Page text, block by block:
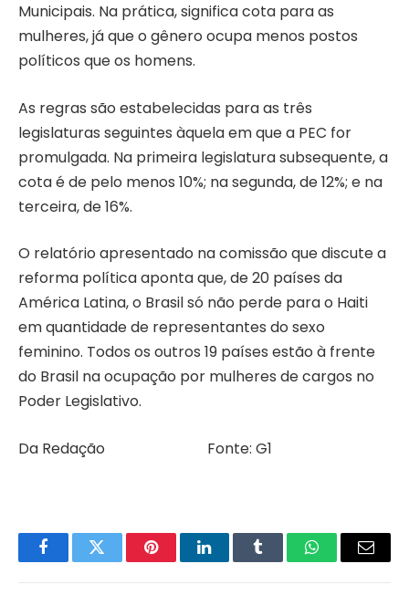
Municipais. Na prática, significa cota para as
mulheres, já que o gênero ocupa menos postos
políticos que os homens.
As regras são estabelecidas para as três
legislaturas seguintes àquela em que a PEC for
promulgada. Na primeira legislatura subsequente, a
cota é de pelo menos 10%; na segunda, de 12%; e na
terceira, de 16%.
O relatório apresentado na comissão que discute a
reforma política aponta que, de 20 países da
América Latina, o Brasil só não perde para o Haiti
em quantidade de representantes do sexo
feminino. Todos os outros 19 países estão à frente
do Brasil na ocupação por mulheres de cargos no
Poder Legislativo.
Da Redação Fonte: G1
FacebookTwitter PinterestLinkedInTumblr WhatsAppEmail